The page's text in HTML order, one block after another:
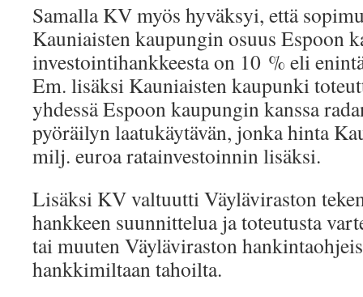
Samalla KV myös hyväksyi, että
Kauniaisten kaupungin osuus Espoon
investointihankkeesta on 10 % eli
Em. lisäksi Kauniaisten kaupunki
yhdessä Espoon kaupungin kanssa
pyöräilyn laatukäytävän, jonka hinta
milj. euroa ratainvestoinnin lisäksi.
Lisäksi KV valtuutti Väyläviraston
hankkeen suunnittelua ja toteutusta
tai muuten Väyläviraston
hankkimiltaan tahoilta.